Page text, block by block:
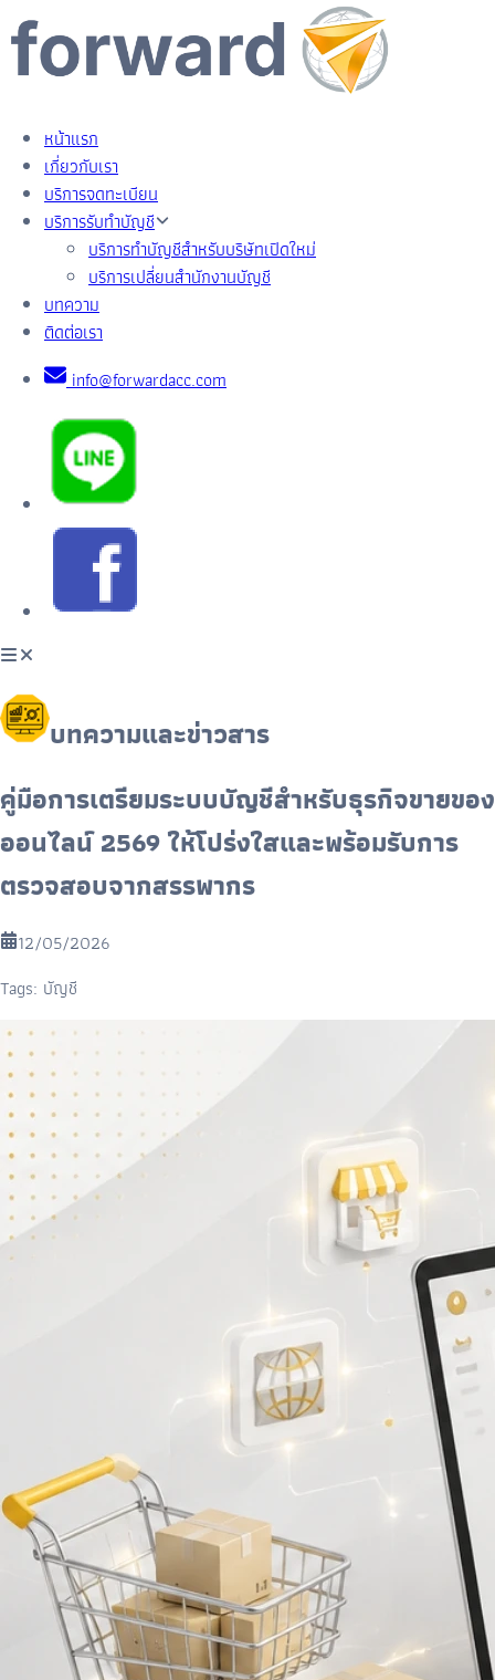
หน้าแรก
เกี่ยวกับเรา
บริการจดทะเบียน
บริการรับทำบัญชี
บริการทำบัญชีสำหรับบริษัทเปิดใหม่
บริการเปลี่ยนสำนักงานบัญชี
บทความ
ติดต่อเรา
info@forwardacc.com
บทความและข่าวสาร
คู่มือการเตรียมระบบบัญชีสำหรับธุรกิจขายของ
ออนไลน์ 2569 ให้โปร่งใสและพร้อมรับการ
ตรวจสอบจากสรรพากร
12/05/2026
Tags: บัญชี